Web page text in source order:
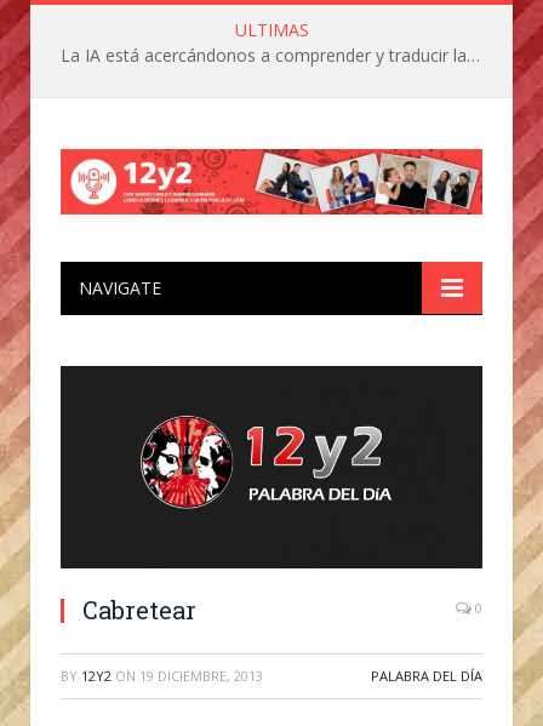
ULTIMAS
La IA está acercándonos a comprender y traducir las vocalizaciones y comportamientos de nuestras mascotas
NAVIGATE
Cabretear 0
BY 12Y2 ON 19 DICIEMBRE, 2013 PALABRA DEL DÍA